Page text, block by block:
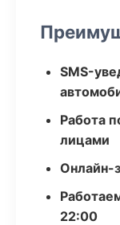
SMS-
Работа
лицами
Онлайн-
22:00